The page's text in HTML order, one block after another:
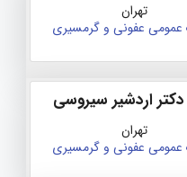
تهران
عفونی و گرمسیری
اردشیر سیروسی
تهران
عفونی و گرمسیری